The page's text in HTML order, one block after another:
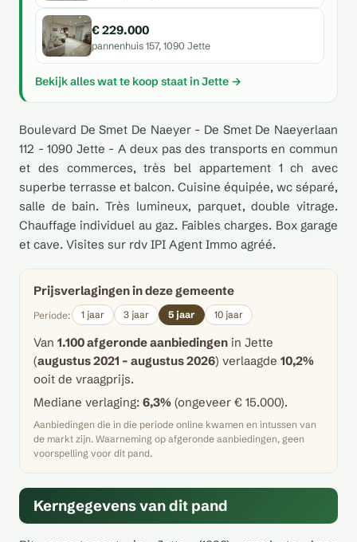
€ 229.000
pannenhuis 157, 1090 Jette
Bekijk alles wat te koop staat in Jette →
Boulevard De Smet De Naeyer - De Smet De Naeyerlaan
112 - 1090 Jette - A deux pas des transports en commun
et des commerces, très bel appartement 1 ch avec
superbe terrasse et balcon. Cuisine équipée, wc séparé,
salle de bain. Très lumineux, parquet, double vitrage.
Chauffage individuel au gaz. Faibles charges. Box garage
et cave. Visites sur rdv IPI Agent Immo agréé.
Prijsverlagingen in deze gemeente
Periode: 1 jaar 3 jaar 5 jaar 10 jaar
Van 1.100 afgeronde aanbiedingen in Jette
(augustus 2021 – augustus 2026) verlaagde 10,2%
ooit de vraagprijs.
Mediane verlaging: 6,3% (ongeveer € 15.000).
Aanbiedingen die in die periode online kwamen en intussen van
de markt zijn. Waarneming op afgeronde aanbiedingen, geen
voorspelling voor dit pand.
Kerngegevens van dit pand